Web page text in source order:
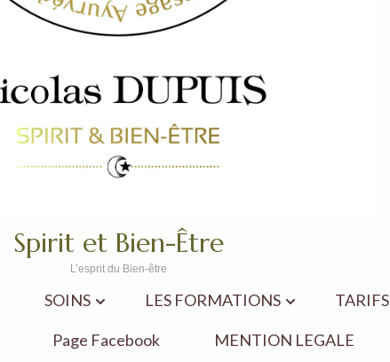
Spirit et Bien-Être
L’esprit du Bien-être
SOINS LES FORMATIONS TARIFS
Page Facebook MENTION LEGALE